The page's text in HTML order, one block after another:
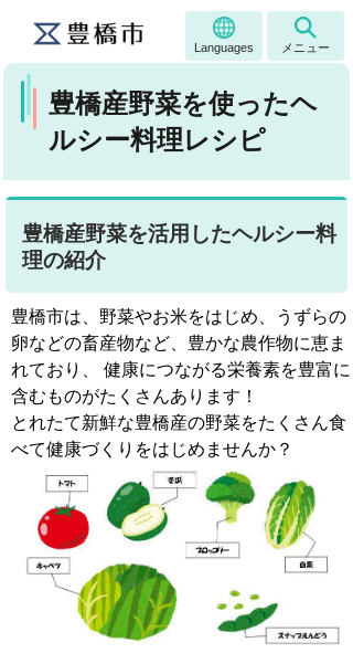
Languages メニュー
豊橋産野菜を使ったヘ
ルシー料理レシピ
豊橋産野菜を活用したヘルシー料
理の紹介
豊橋市は、野菜やお米をはじめ、うずらの
卵などの畜産物など、豊かな農作物に恵ま
れており、 健康につながる栄養素を豊富に
含むものがたくさんあります！
とれたて新鮮な豊橋産の野菜をたくさん食
べて健康づくりをはじめませんか？